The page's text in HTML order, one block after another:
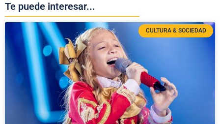
Te puede interesar...
CULTURA & SOCIEDAD